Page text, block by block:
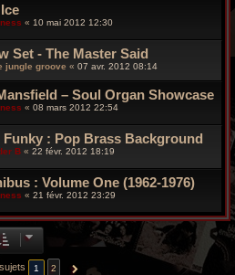
« 10 mai 2012 12:30
Set - The Master Said
jungle groove « 07 avr. 2012 08:14
– Soul Organ Showcase
« 08 mars 2012 22:54
: Pop Brass Background
B « 22 févr. 2012 18:19
: Volume One (1962-1976)
« 21 févr. 2012 23:29
1 2 SUIVANTE